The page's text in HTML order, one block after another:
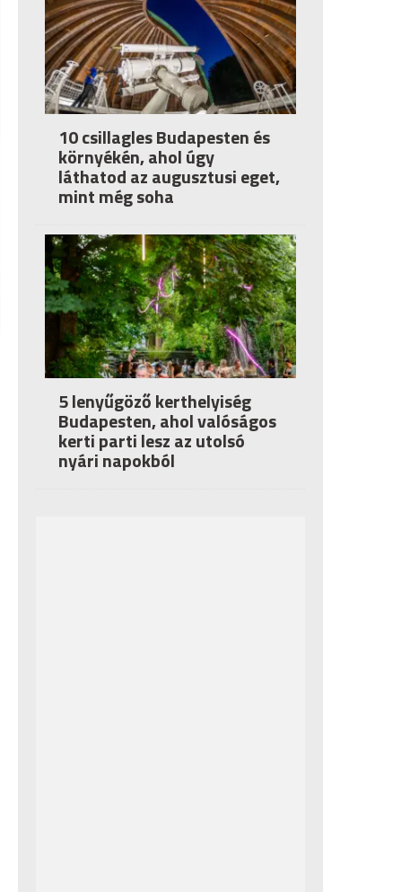
10 csillagles Budapesten és
környékén, ahol úgy
láthatod az augusztusi eget,
mint még soha
5 lenyűgöző kerthelyiség
Budapesten, ahol valóságos
kerti parti lesz az utolsó
nyári napokból